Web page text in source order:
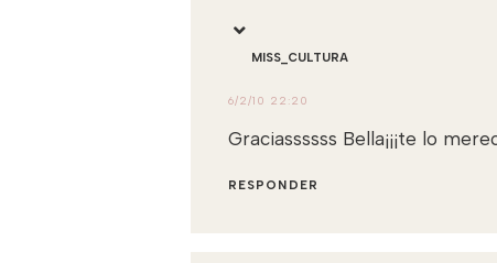
MISS_CULTURA
6/2/10 22:20
Graciassssss Bella¡¡¡te lo
RESPONDER